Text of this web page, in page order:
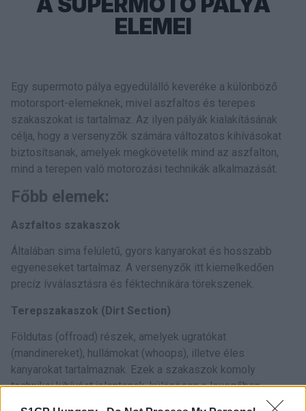
ELEMEI
Egy supermoto pálya egyedülálló keveréke a különböző
motorsport-elemeknek, mivel aszfaltos és terepes
szakaszokat is tartalmaz. Az ilyen pályák kialakításának
célja, hogy a versenyzők számára változatos kihívásokat
biztosítsanak, amelyek megkövetelik mind az aszfalton,
mind a terepen való motorozási technikák alkalmazását.
Főbb elemek:
Aszfaltos szakaszok
Általában sima felületű, gyors kanyarokat és hosszabb
egyeneseket tartalmaz. A versenyzők itt kiemelkedően
precíz ívválasztásra és féktechnikára törekszenek.
Terepszakaszok (Dirt Section)
Földutas (offroad) részek, amelyek ugratókat
(mandinereket), hullámokat (whoops), illetve éles
kanyarokat tartalmaznak. Ezek a szakaszok komoly
technikai kihívást jelentenek, különösen a levegőben